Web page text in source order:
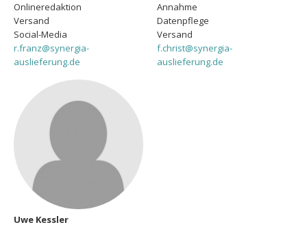
Onlineredaktion
Versand
Social-Media
r.franz@synergia-
auslieferung.de
Annahme
Datenpflege
Versand
f.christ@synergia-
auslieferung.de
Uwe Kessler